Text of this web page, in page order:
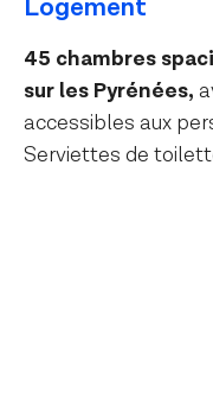
Logement
45 chambres
sur les Pyrénées,
accessibles aux
Serviettes de